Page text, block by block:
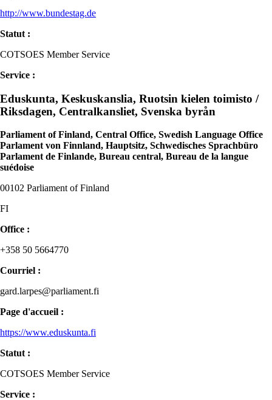
http://www.bundestag.de
Statut :
COTSOES Member Service
Service :
Eduskunta, Keskuskanslia, Ruotsin kielen toimisto /
Riksdagen, Centralkansliet, Svenska byrån
Parliament of Finland, Central Office, Swedish Language Office
Parlament von Finnland, Hauptsitz, Schwedisches Sprachbüro
Parlament de Finlande, Bureau central, Bureau de la langue
suédoise
00102 Parliament of Finland
FI
Office :
+358 50 5664770
Courriel :
gard.larpes@parliament.fi
Page d'accueil :
https://www.eduskunta.fi
Statut :
COTSOES Member Service
Service :